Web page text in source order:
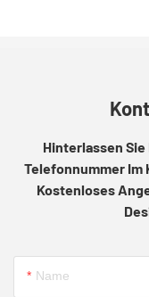
Hinterlassen
Telefonnummer Im
Kostenloses
Name